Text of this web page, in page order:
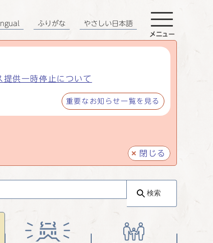
供一時停止について
重要なお知らせ一覧を見る
閉じる
ふりがな やさしい日本語
メニュー
検索